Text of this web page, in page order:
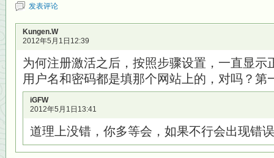
发表评论
Kungen.W
2012年5月1日12:39
为何注册激活之后，按照步骤设置，一直显示
用户名和密码都是填那个网站上的，对吗？第
iGFW
2012年5月1日13:41
道理上没错，你多等会，如果不行会出现错